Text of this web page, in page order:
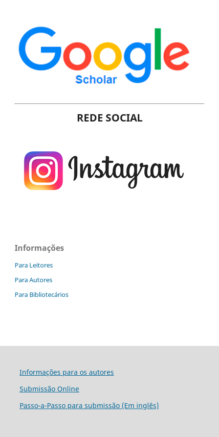
REDE SOCIAL
Informações
Para Leitores
Para Autores
Para Bibliotecários
Informações para os autores
Submissão Online
Passo-a-Passo para submissão (Em inglês)